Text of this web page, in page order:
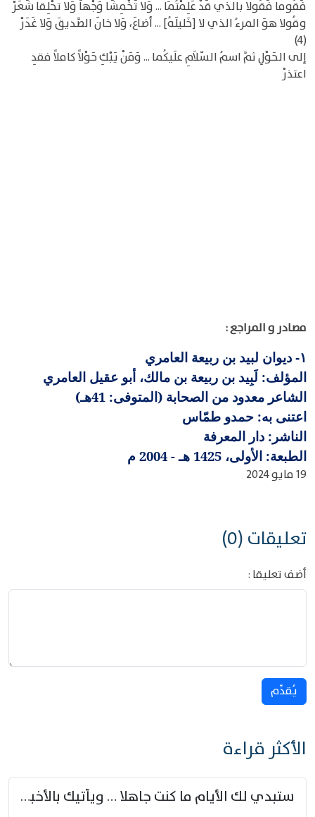
فَقُوما فَقُولا بالذي قَدْ عَلِمْتُمَا ... وَلا تَخْمِشَا وَجْهاً وَلا تحْلِقا شَعَرْ
وقُولا هوَ المرءُ الذي لا [خَليلَهُ] ... أضاعَ، وَلا خانَ الصَّديقَ وَلا غَدَرْ
(4)
إلى الحَوْلِ ثمَّ اسمُ السّلاَمِ علَيكُما ... وَمَنْ يَبْكِ حَوْلاً كاملاً فقدِ
اعتذرْ
مصادر و المراجع :
١-
ديوان لبيد بن ربيعة العامري
المؤلف: لَبِيد بن ربيعة بن مالك، أبو عقيل العامري
الشاعر معدود من الصحابة (المتوفى: 41هـ)
اعتنى به: حمدو طمّاس
الناشر: دار المعرفة
الطبعة: الأولى، 1425 هـ - 2004 م
19 مايو 2024
تعليقات (0)
أضف تعليقا :
يُقدِّم
الأكثر قراءة
ستبدي لك الأيام ما كنت جاهلا … ويأتيك بالأخبار من لم تزوّد